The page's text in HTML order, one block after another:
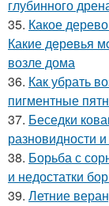
глубинного
35. Какое
Какие дeрeвья
возле дома
36. Как убрать
пигментные
37. Беседки
разновидности
38. Борьба с
и недостатки
39. Летние